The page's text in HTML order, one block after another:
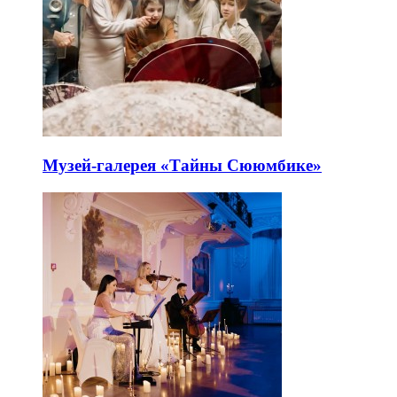
Музей-галерея «Тайны Сююмбике»